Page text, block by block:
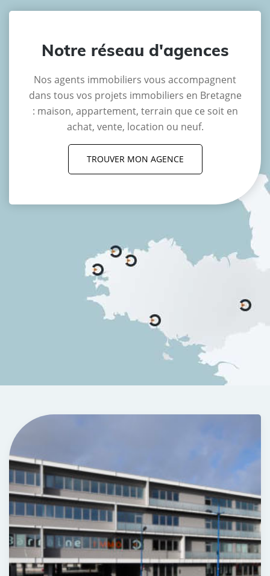
Notre réseau d'agences
Nos agents immobiliers vous accompagnent
dans tous vos projets immobiliers en Bretagne
: maison, appartement, terrain que ce soit en
achat, vente, location ou neuf.
TROUVER MON AGENCE